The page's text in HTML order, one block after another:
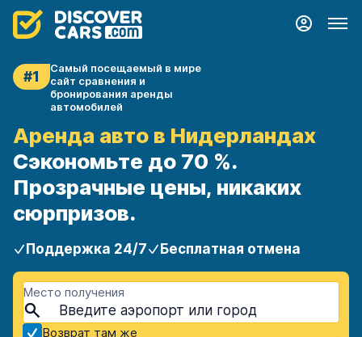
#1
Самый посещаемый в мире
сайт сравнения и
бронирования аренды
автомобилей
Аренда авто в Нидерландах
Сэкономьте до 70 %.
Прозрачные цены, никаких
сюрпризов.
Поддержка 24/7 Бесплатная отмена
Место получения
Возврат там же